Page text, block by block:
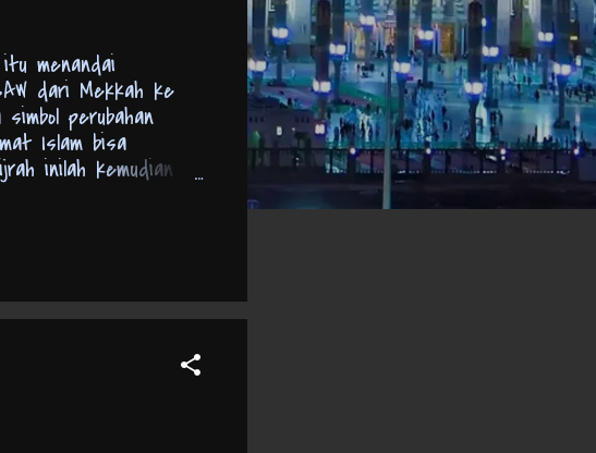
menandai
dari Mekkah ke
perubahan
Islam bisa
inilah kemudian
pribadi yang lebih
kita kepada ...